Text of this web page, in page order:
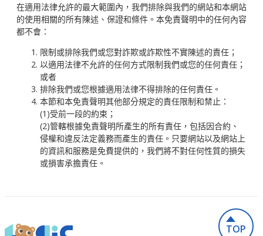
在適用法律允許的最大範圍內，我們排除與我們的網站和本網站
的使用相關的所有陳述、保證和條件。本免責聲明中的任何內容
都不會：
限制或排除我們或您對詐欺或詐欺性不實陳述的責任；
以適用法律不允許的任何方式限制我們或您的任何責任；
或者
排除我們或您根據適用法律不得排除的任何責任。
本節和本免責聲明其他部分規定的責任限制和禁止：
(1)受前一段的約束；
(2)管轄根據免責聲明所產生的所有責任，包括因合約、
侵權和違反法定義務而產生的責任。只要網站以及網站上
的資訊和服務是免費提供的，我們將不對任何性質的損失
或損害承擔責任。
TOP